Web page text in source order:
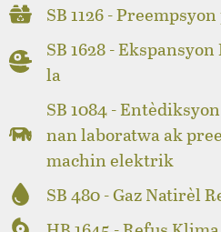
SB 1126 -
SB 1628 -
la
SB 1084 -
nan laboratwa ak
machin elektrik
SB 480 - Gaz Natirèl